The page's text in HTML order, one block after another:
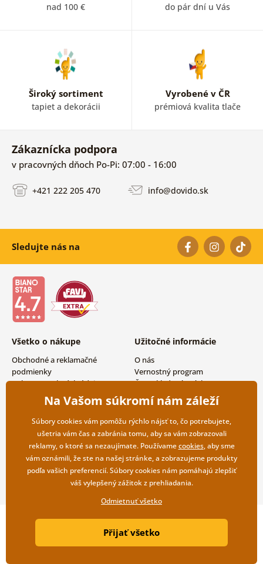
nad 100 € do pár dní u Vás
Široký sortiment
tapiet a dekorácii
Vyrobené v ČR
prémiová kvalita tlače
Zákaznícka podpora
v pracovných dňoch Po-Pi: 07:00 - 16:00
+421 222 205 470 info@dovido.sk
Sledujte nás na
Všetko o nákupe
Obchodné a reklamačné
podmienky
Ochrana osobných údajov
Možnosti dopravy a platby
Vrátenie tovaru
Užitočné informácie
O nás
Vernostný program
Často kladené otázky
Magazín
Kontakty
Veľkoobchodná spolupráca
Copyright ©2019 © Dovido.sk.
Litvanyi.sk| E-shop vytvorila
Na Vašom súkromí nám záleží
Súbory cookies vám pomôžu rýchlo nájsť to, čo potrebujete,
ušetria vám čas a zabránia tomu, aby sa vám zobrazovali
reklamy, o ktoré sa nezaujímate. Používamecookies, aby sme
vám oznámili, že ste na našej stránke, a zobrazujeme produkty
podľa vašich preferencií. Súbory cookies nám pomáhajú zlepšiť
váš vylepšený zážitok z prehliadania.
Odmietnuť všetko
Přijať všetko